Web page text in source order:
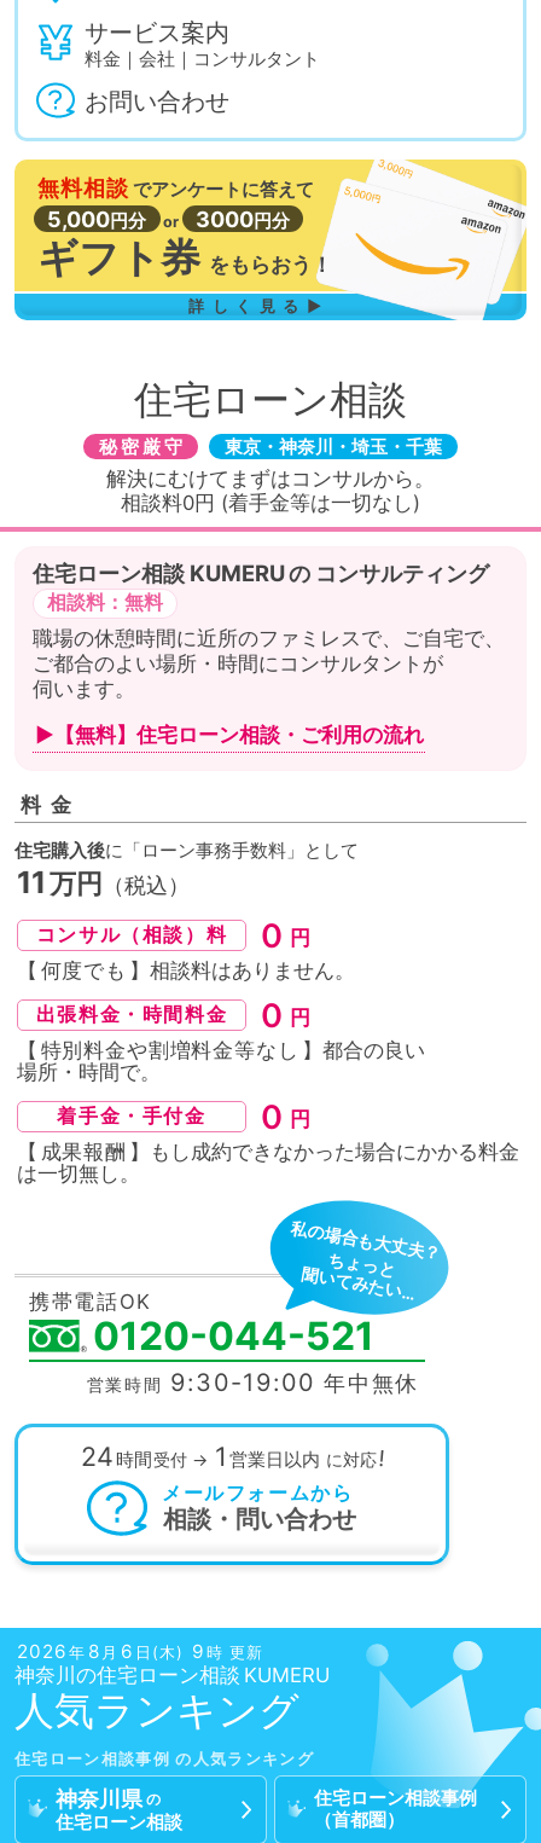
サービス案内
料金｜会社｜コンサルタント
お問い合わせ
無料相談 でアンケートに答えて
5,000円分 or 3000円分
ギフト券 を もらおう！
詳しく見る▶
住宅ローン相談
秘密厳守 東京・神奈川・埼玉・千葉
解決にむけてまずはコンサルから。
相談料0円 (着手金等は一切なし)
住宅ローン相談 の コンサルティング
相談料：無料
職場の休憩時間に近所のファミレスで、ご自宅で、
ご都合のよい場所・時間にコンサルタントが
伺います。
▶【無料】住宅ローン相談・ ご利用の流れ
料金
住宅購入後に「ローン事務手数料」として
11万円 （税込）
コンサル（相談）料 ０ 円
【 何度でも 】相談料はありません。
出張料金・時間料金 ０ 円
【 特別料金や割増料金等なし 】都合の良い
場所・時間で。
着手金・手付金 ０ 円
【 成果報酬 】もし成約できなかった場合にかかる料金
は一切無し。
携帯電話OK
0120-044-521
営業時間 9:30-19:00年中無休
私の場合も大丈夫？
ちょっと
聞いてみたい…
24時間受付 → 1 営業日以内 に対応!
メールフォームから
相談・問い合わせ
2026年 8 月 6 日(木) 9 時 更新
神奈川の住宅ローン相談
人気ランキング
住宅ローン相談事例
神奈川県 の
住宅ローン相談
住宅ローン相談事例
（首都圏）